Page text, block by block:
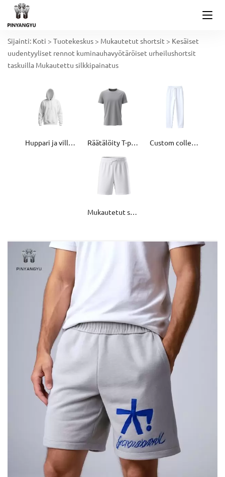
Sijainti: Koti > Tuotekeskus > Mukautetut shortsit > Kesäiset
uudentyyliset rennot kuminauhavyötäröiset urheilushortsit
taskuilla Mukautettu silkkipainatus
Huppari ja villapaita Räätälöity T-paita Custom collegehousut
Mukautetut shortsit